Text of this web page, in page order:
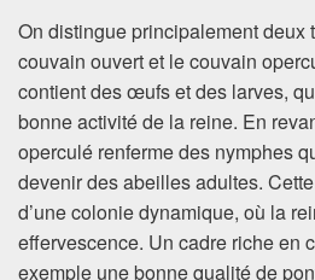
On distingue principalement deux
couvain ouvert et le couvain
contient des œufs et des larves,
bonne activité de la reine. En
operculé renferme des nymphes
devenir des abeilles adultes.
d’une colonie dynamique, où la
effervescence. Un cadre riche en
exemple une bonne qualité de